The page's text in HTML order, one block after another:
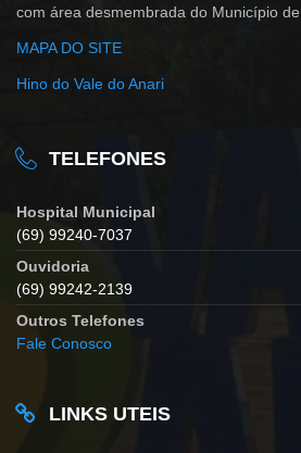
com área desmembrada do Município
MAPA DO SITE
Hino do Vale do Anari
TELEFONES
Hospital Municipal
(69) 99240-7037
Ouvidoria
(69) 99242-2139
Outros Telefones
Fale Conosco
LINKS UTEIS